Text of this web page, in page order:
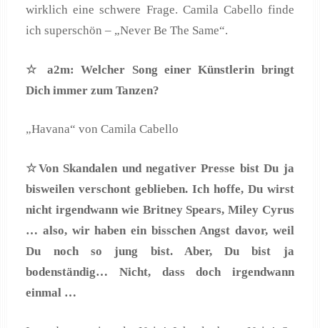
wirklich eine schwere Frage. Camila Cabello finde
ich superschön – „Never Be The Same“.
☆ a2m: Welcher Song einer Künstlerin bringt
Dich immer zum Tanzen?
„Havana“ von Camila Cabello
☆Von Skandalen und negativer Presse bist Du ja
bisweilen verschont geblieben. Ich hoffe, Du wirst
nicht irgendwann wie Britney Spears, Miley Cyrus
… also, wir haben ein bisschen Angst davor, weil
Du noch so jung bist. Aber, Du bist ja
bodenständig… Nicht, dass doch irgendwann
einmal …